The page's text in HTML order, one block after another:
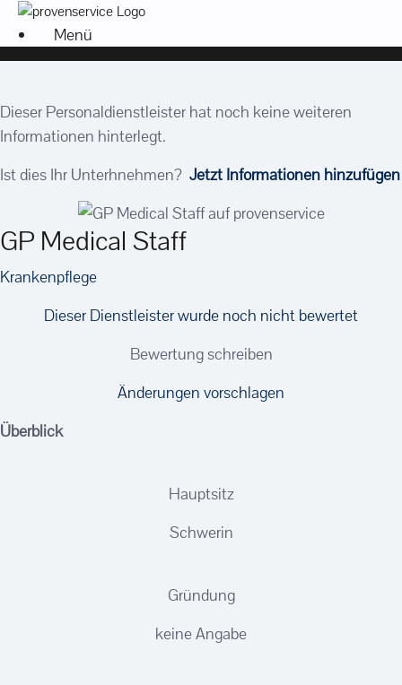
Zum
Inhalt
springen
Menü
Dieser Personaldienstleister hat noch keine weiteren
Informationen hinterlegt.
Ist dies Ihr Unterhnehmen? Jetzt Informationen hinzufügen
GP Medical Staff
Krankenpflege
Dieser Dienstleister wurde noch nicht bewertet
Bewertung schreiben
Änderungen vorschlagen
Überblick
Hauptsitz
Schwerin
Gründung
keine Angabe